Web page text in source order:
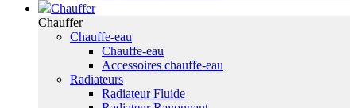
Chauffer
Chauffer
Chauffe-eau
Chauffe-eau
Accessoires chauffe-eau
Radiateurs
Radiateur Fluide